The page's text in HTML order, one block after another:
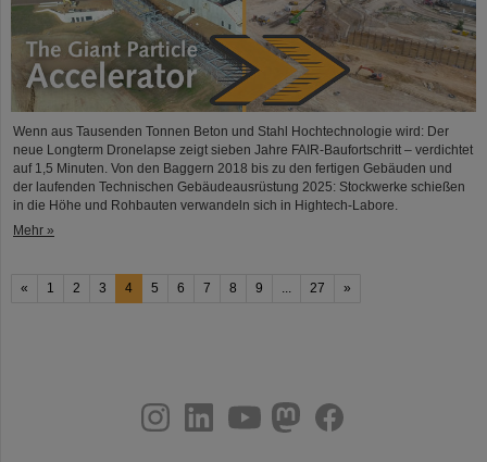
Wenn aus Tausenden Tonnen Beton und Stahl Hochtechnologie wird: Der
neue Longterm Dronelapse zeigt sieben Jahre FAIR-Baufortschritt – verdichtet
auf 1,5 Minuten. Von den Baggern 2018 bis zu den fertigen Gebäuden und
der laufenden Technischen Gebäudeausrüstung 2025: Stockwerke schießen
in die Höhe und Rohbauten verwandeln sich in Hightech-Labore.​
Mehr »
« 1 2 3 4 5 6 7 8 9 ... 27 »
youtubehelmholtz.socialfacebook